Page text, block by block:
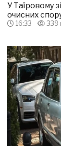
У Таїровому
очисних
16:33 339